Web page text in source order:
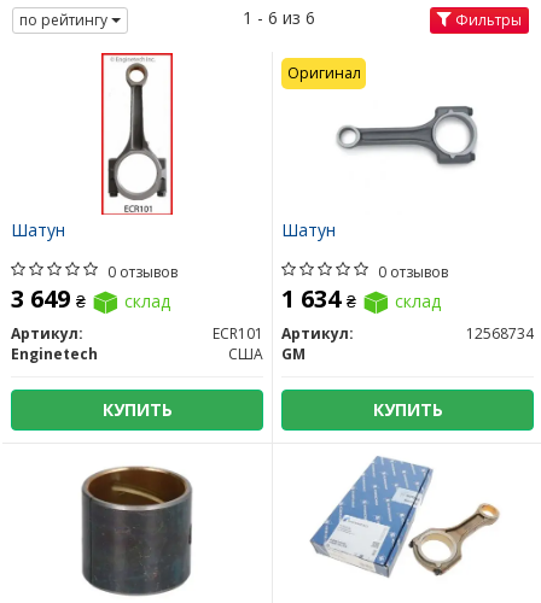
по рейтингу 1 - 6 из 6 Фильтры
Шатун
0 отзывов
3 649 ₴ склад
Артикул:
ECR101
Enginetech
США
КУПИТЬ
Шатун
0 отзывов
1 634 ₴ склад
Артикул:
12568734
GM
КУПИТЬ
Оригинал